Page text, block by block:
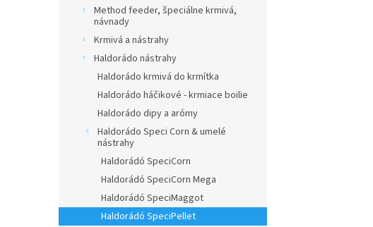
Method feeder, špeciálne krmivá,
návnady
Krmivá a nástrahy
Haldorádo nástrahy
Haldorádo krmivá do krmítka
Haldorádo háčikové - krmiace boilie
Haldorádo dipy a arómy
Haldorádo Speci Corn & umelé
nástrahy
Haldorádó SpeciCorn
Haldorádó SpeciCorn Mega
Haldorádó SpeciMaggot
Haldorádó SpeciPellet